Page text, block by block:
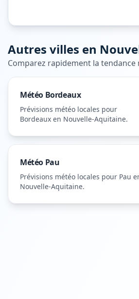
Autres villes en
Comparez rapidement la
Météo Bordeaux
Prévisions météo locales pour
Bordeaux en Nouvelle-Aquitaine.
Météo Pau
Prévisions météo locales pour Pau
Nouvelle-Aquitaine.